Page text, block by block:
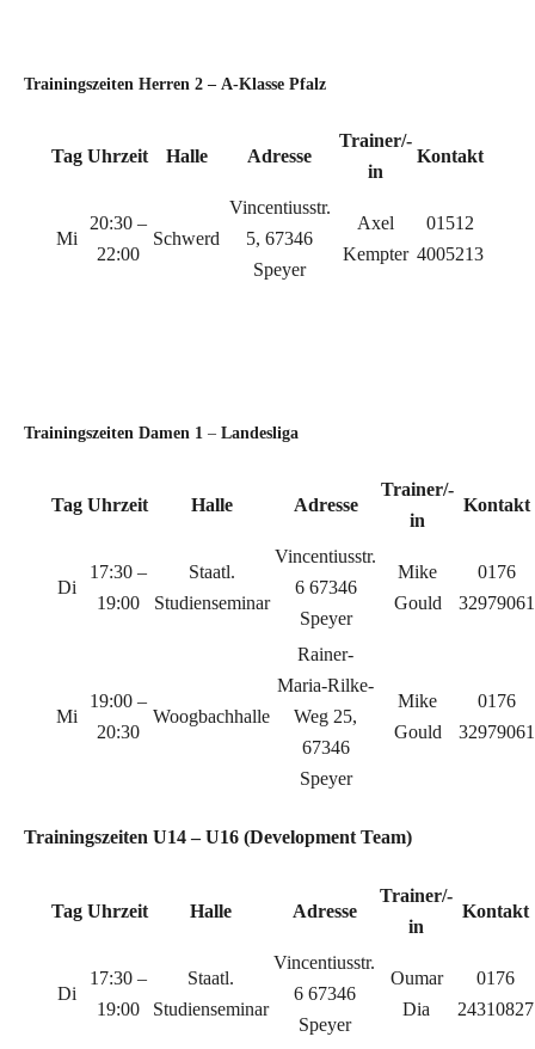
Trainingszeiten Herren 2 – A-Klasse Pfalz
Tag Uhrzeit Halle Adresse
Trainer/-
in
Kontakt
Mi
20:30 –
22:00
Schwerd
Vincentiusstr.
5, 67346
Speyer
Axel
Kempter
01512
4005213
Trainingszeiten Damen 1 – Landesliga
Tag Uhrzeit Halle Adresse
Trainer/-
in
Kontakt
Di
17:30 –
19:00
Staatl.
Studienseminar
Vincentiusstr.
6 67346
Speyer
Mike
Gould
0176
32979061
Mi
19:00 –
20:30
Woogbachhalle
Rainer-
Maria-Rilke-
Weg 25,
67346
Speyer
Mike
Gould
0176
32979061
Trainingszeiten U14 – U16 (Development Team)
Tag Uhrzeit Halle Adresse
Trainer/-
in
Kontakt
Di
17:30 –
19:00
Staatl.
Studienseminar
Vincentiusstr.
6 67346
Speyer
Oumar
Dia
0176
24310827